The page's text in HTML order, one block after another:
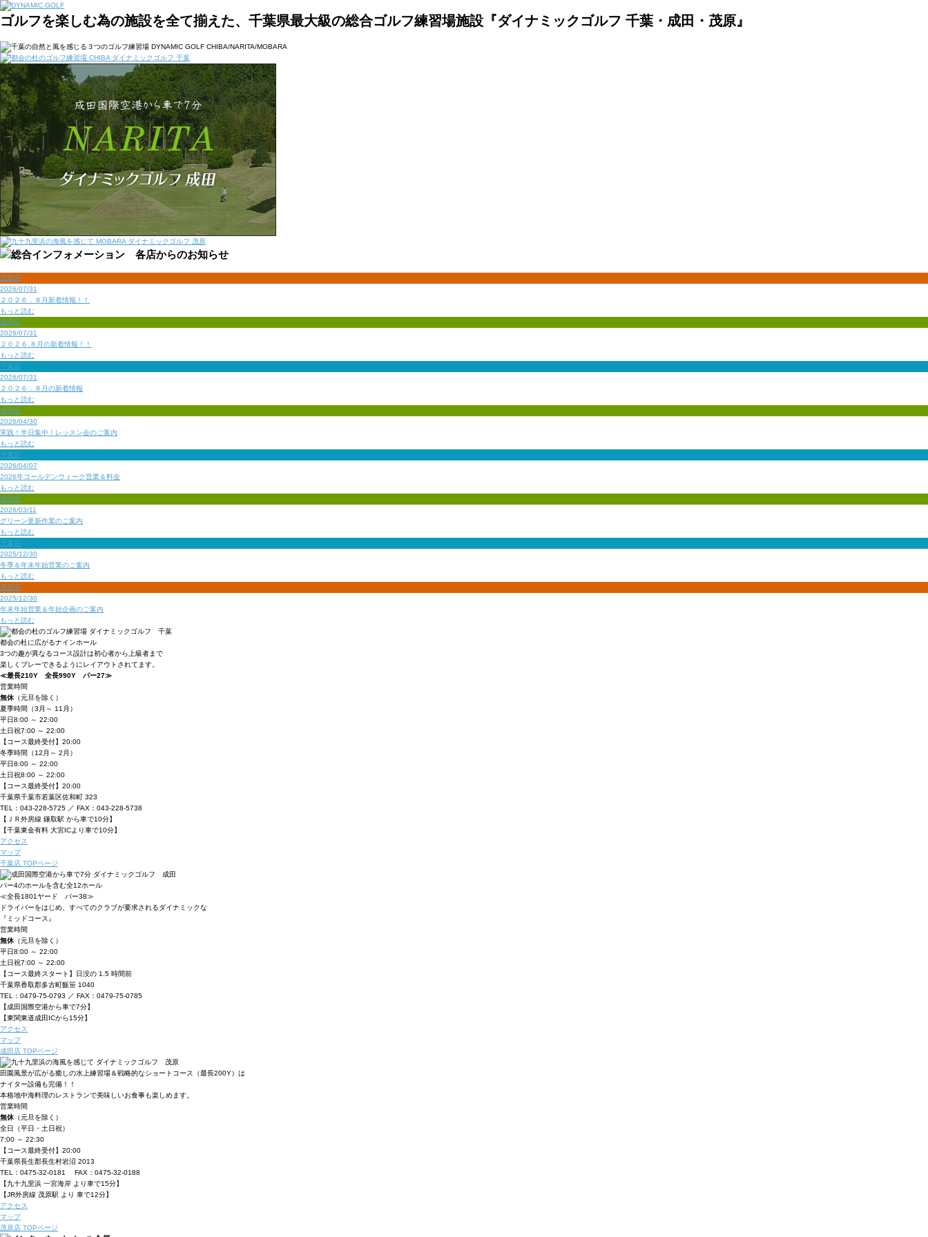
ゴルフを楽しむ為の施設を全て揃えた、千葉県最大級の総合ゴルフ練習場施設『ダイナミックゴルフ 千葉・成田・茂原』
茂原店
2026/07/31
２０２６．８月新着情報！！
もっと読む
成田店
2026/07/31
２０２６.８月の新着情報！！
もっと読む
千葉店
2026/07/31
２０２６．８月の新着情報
もっと読む
成田店
2026/04/30
実践！半日集中！レッスン会のご案内
もっと読む
千葉店
2026/04/07
2026年ゴールデンウィーク営業＆料金
もっと読む
成田店
2026/03/11
グリーン更新作業のご案内
もっと読む
千葉店
2025/12/30
冬季＆年末年始営業のご案内
もっと読む
茂原店
2025/12/30
年末年始営業＆年始企画のご案内
もっと読む
都会の杜に広がるナインホール
3つの趣が異なるコース設計は初心者から 上級者まで
楽しくプレーできるようにレイアウトされてます。
≪最長210Y 全長990Y パー27≫
営業時間
無休 （元旦を除く）
夏季時間 （3月～ 11月）
平日8:00 ～ 22:00
土日祝7:00 ～ 22:00
【コース最終受付】20:00
冬季時間 （12月～ 2月）
平日8:00 ～ 22:00
土日祝8:00 ～ 22:00
【コース最終受付】20:00
千葉県千葉市若葉区佐和町 323
TEL：043-228-5725 ／ FAX：043-228-5738
【ＪＲ外房線 鎌取駅 から車で10分】
【千葉東金有料 大宮ICより車で10分】
アクセス
マップ
千葉店 TOPページ
パー4のホールを含む全12ホール
≪全長1801ヤード パー38≫
ドライバーをはじめ、すべてのクラブが要求されるダイナミックな
『ミッドコース』
営業時間
無休 （元旦を除く）
平日8:00 ～ 22:00
土日祝7:00 ～ 22:00
【コース最終スタート】日没の 1.5 時間前
千葉県香取郡多古町飯笹 1040
TEL：0479-75-0793 ／ FAX：0479-75-0785
【成田国際空港から車で7分】
【東関東道成田ICから15分】
アクセス
マップ
成田店 TOPページ
田園風景が広がる癒しの水上練習場＆戦略的なショートコース（最長200Y）は
ナイ ター設備も完備！！
本格地中海料理のレストランで美味しいお食事も楽しめます。
営業時間
無休 （元旦を除く）
全日（平日・土日祝）
7:00 ～ 22:30
【コース最終受付】20:00
千葉県長生郡長生村岩沼 2013
TEL：0475-32-0181 FAX：0475-32-0188
【九十九里浜 一宮海岸 より車で15分】
【JR外房線 茂原駅 より 車で12分】
アクセス
マップ
茂原店 TOPページ